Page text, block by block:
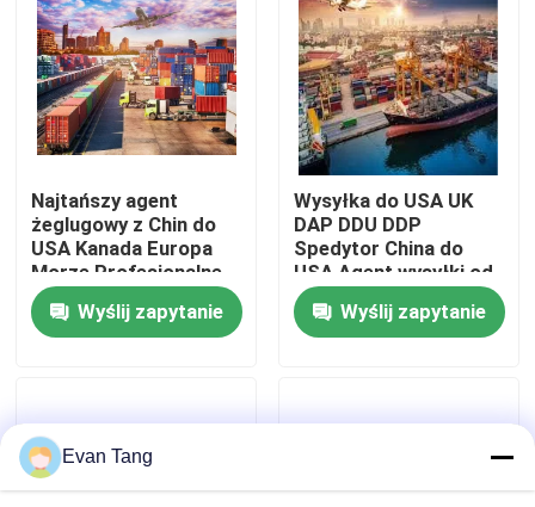
O nas
Wycieczka po fabryce
Kontrola jakości
Skontaktuj się z nami
Poproś o wycenę
Międzynarodowe usługi spedycyjne
Transgraniczne pozyskiwanie
Najtańszy agent
żeglugowy z Chin do
USA Kanada Europa
Morze Profesjonalne
usługi logistyczne
Spedycja spedycyjna
Wyślij zapytanie
Wysyłka do USA UK
DAP DDU DDP
Spedytor China do
USA Agent wysyłki od
drzwi do drzwi Agent
wysyłki morskiej
Agent wysyłki
Wyślij zapytanie
Evan Tang